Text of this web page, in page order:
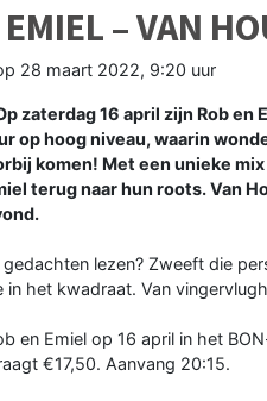
– VAN
28 maart 2022, 9:20 uur
zaterdag 16 april zijn Rob
op hoog niveau, waarin
komen! Met een unieke
terug naar hun roots. Van
gedachten lezen? Zweeft die
in het kwadraat. Van
en Emiel op 16 april in het
€17,50. Aanvang 20:15.